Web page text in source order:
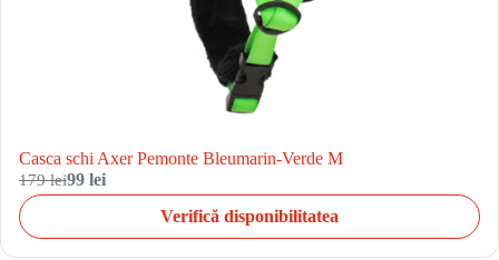
Casca schi Axer Pemonte Bleumarin-Verde M
179 lei99 lei
Verifică disponibilitatea